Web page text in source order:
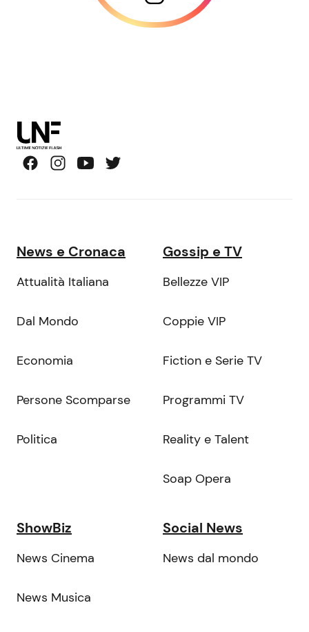
News e Cronaca
Attualità Italiana
Dal Mondo
Economia
Persone Scomparse
Politica
Gossip e TV
Bellezze VIP
Coppie VIP
Fiction e Serie TV
Programmi TV
Reality e Talent
Soap Opera
ShowBiz
News Cinema
News Musica
Social News
News dal mondo